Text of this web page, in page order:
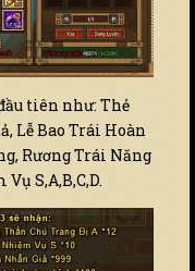
tiên như: Thẻ
Lễ Bao Trái Hoàn
Rương Trái Năng
S,A,B,C,D.